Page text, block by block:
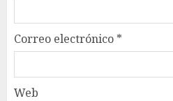
Correo electrónico *
Web